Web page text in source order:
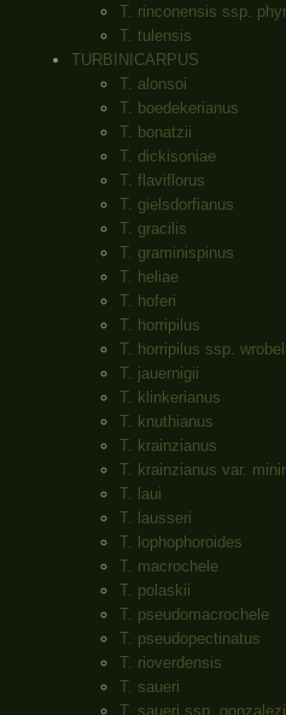
T. rinconensis ssp.
T. tulensis
TURBINICARPUS
T. alonsoi
T. boedekerianus
T. bonatzii
T. dickisoniae
T. flaviflorus
T. gielsdorfianus
T. gracilis
T. graminispinus
T. heliae
T. hoferi
T. horripilus
T. horripilus ssp.
T. jauernigii
T. klinkerianus
T. knuthianus
T. krainzianus
T. krainzianus var.
T. laui
T. lausseri
T. lophophoroides
T. macrochele
T. polaskii
T. pseudomacrochele
T. pseudopectinatus
T. rioverdensis
T. saueri
T. saueri ssp.